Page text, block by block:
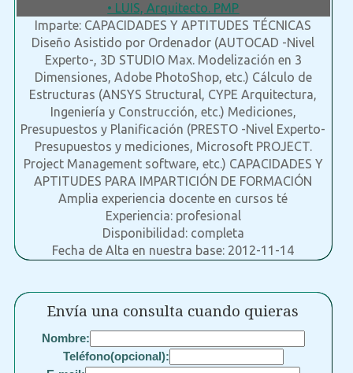
• LUIS, Arquitecto. PMP
Imparte: CAPACIDADES Y APTITUDES TÉCNICAS
Diseño Asistido por Ordenador (AUTOCAD -Nivel
Experto-, 3D STUDIO Max. Modelización en 3
Dimensiones, Adobe PhotoShop, etc.) Cálculo de
Estructuras (ANSYS Structural, CYPE Arquitectura,
Ingeniería y Construcción, etc.) Mediciones,
Presupuestos y Planificación (PRESTO -Nivel Experto-
Presupuestos y mediciones, Microsoft PROJECT.
Project Management software, etc.) CAPACIDADES Y
APTITUDES PARA IMPARTICIÓN DE FORMACIÓN
Amplia experiencia docente en cursos té
Experiencia: profesional
Disponibilidad: completa
Fecha de Alta en nuestra base: 2012-11-14
Envía una consulta cuando quieras
Nombre:
Teléfono(opcional):